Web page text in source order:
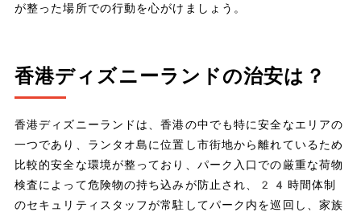
が整った場所での行動を心がけましょう。
香港ディズニーランドの治安は？
香港ディズニーランドは、香港の中でも特に安全なエリアの
一つであり、ランタオ島に位置し市街地から離れているため
比較的安全な環境が整っており、パーク入口での厳重な荷物
検査によって危険物の持ち込みが防止され、24時間体制
のセキュリティスタッフが常駐してパーク内を巡回し、家族